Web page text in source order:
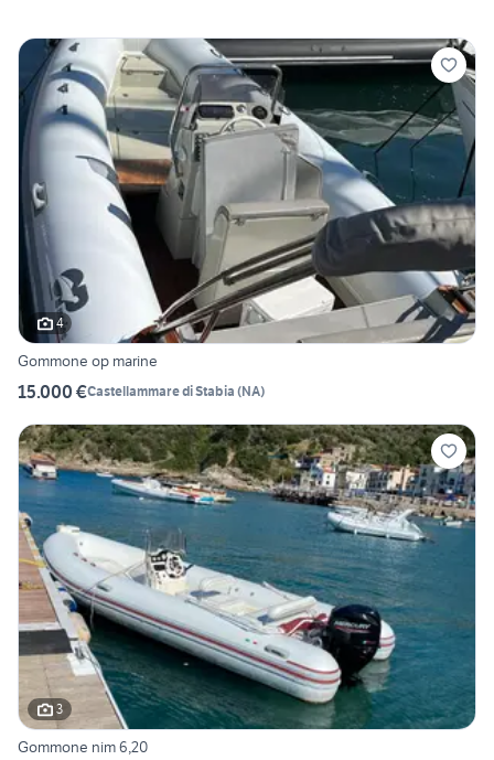
4
Gommone op marine
15.000 €Castellammare di Stabia (NA)
3
Gommone nim 6,20